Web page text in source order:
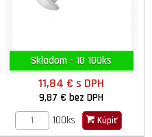
Skladom - 10 100ks
11,84 €s DPH
9,87 €bez DPH
100ks
Kúpiť